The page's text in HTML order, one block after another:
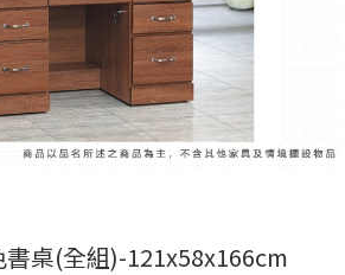
桌(全組)-121x58x166cm